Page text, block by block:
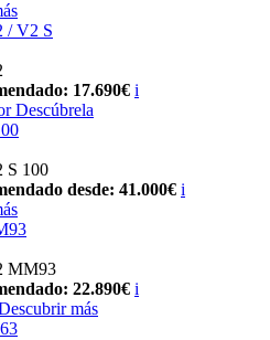
/ V2 S
17.690€ i
Descúbrela
S 100
desde: 41.000€ i
MM93
22.890€ i
más